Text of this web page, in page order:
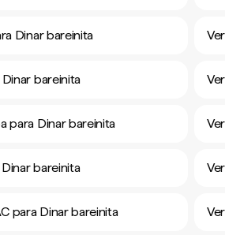
Dinar bareinita
bareinita
para Dinar bareinita
bareinita
para Dinar bareinita